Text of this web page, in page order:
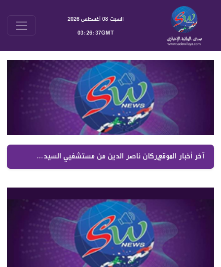
السبت 08 أغسطس 2026
03:26:37GMT
آخر أخبار الموقع : ركان ناصر الدين من مستشفيي السيدة والصليب رفع التغطيات الصحية والمزيد في موازنة 2027